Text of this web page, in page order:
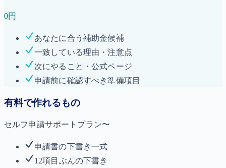
0円
あなたに合う補助金候補
一致している理由・注意点
次にやること・公式ページ
申請前に確認すべき準備項目
有料で作れるもの
セルフ申請サポートプラン〜
申請書の下書き一式
12項目ぶんの下書き